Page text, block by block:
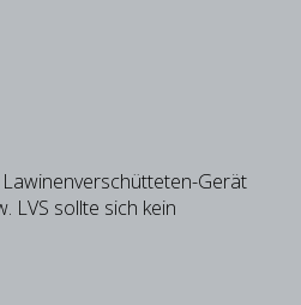
Gerät
LVS sollte sich kein